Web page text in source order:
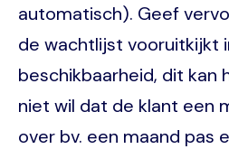
automatisch). Geef
de wachtlijst vooruitkijkt
beschikbaarheid, dit kan
niet wil dat de klant een
over bv. een maand pas